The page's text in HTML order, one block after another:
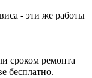
- эти же работы
сроком ремонта
бесплатно.